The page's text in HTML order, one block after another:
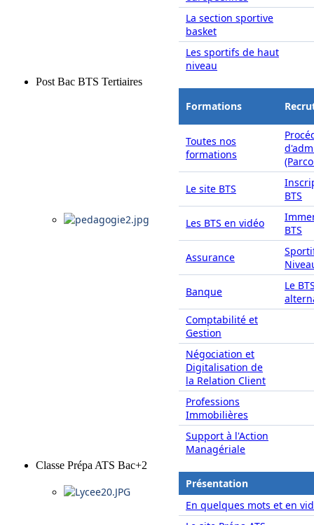
La section sportive
basket
Les sportifs de haut
niveau
Post Bac BTS Tertiaires
Formations
Toutes nos
formations
Le site BTS
BTS
Les BTS en vidéo
BTS
Assurance
Banque
Le
Comptabilité et
Gestion
Négociation et
Digitalisation de
la Relation Client
Professions
Immobilières
Support à l'Action
Managériale
Classe Prépa ATS Bac+2
Présentation
En quelques mots et en